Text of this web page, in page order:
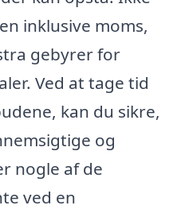
inklusive moms,
gebyrer for
Ved at tage tid
kan du sikre,
og
nogle af de
ved en